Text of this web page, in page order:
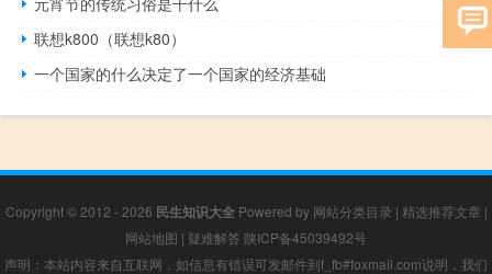
联想k800（联想k80）
一个国家的什么决定了一个国家的经济基础
Copyright © 2012 - 2026 民生知识大全Powered by 网站分类目录 | 精选推荐文章 |
网站地图 | 疑难解答 陕ICP备45039492号
声明：本站内容来自互联网，如信息有错误可发邮件到f_fb#foxmail.com说明，我们